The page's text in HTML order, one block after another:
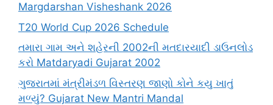
Margdarshan Visheshank 2026
T20 World Cup 2026 Schedule
તમારા ગામ અને શહેરની 2002ની મતદારયાદી ડાઉનલોડ
કરો Matdaryadi Gujarat 2002
ગુજરાતમાં મંત્રીમંડળ વિસ્તરણ જાણો કોને કયુ ખાતું
મળ્યું? Gujarat New Mantri Mandal